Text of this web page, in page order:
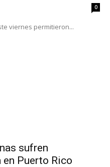
0
viernes permitieron...
sufren
Puerto Rico